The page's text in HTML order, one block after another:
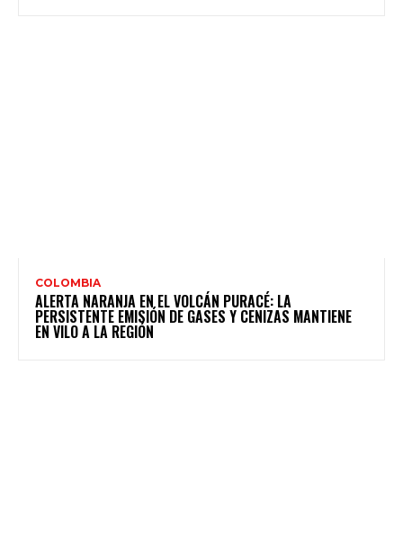
COLOMBIA
ALERTA NARANJA EN EL VOLCÁN PURACÉ: LA
PERSISTENTE EMISIÓN DE GASES Y CENIZAS MANTIENE
EN VILO A LA REGIÓN